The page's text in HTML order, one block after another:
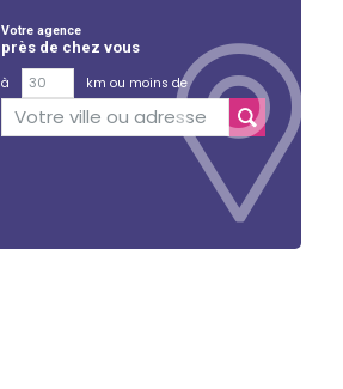
Votre agence
près de chez vous
à
km ou moins de